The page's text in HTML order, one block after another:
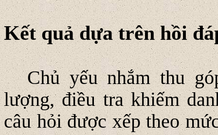
Kết quả dựa trên hồi
Chủ yếu nhắm thu
lượng, điều tra khiếm
câu hỏi được xếp theo